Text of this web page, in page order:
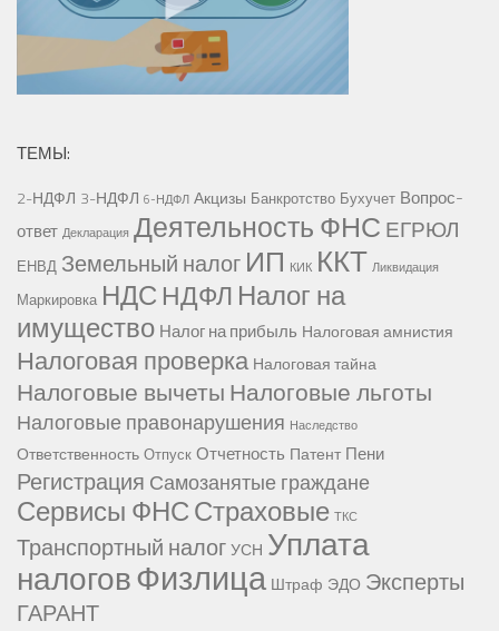
ТЕМЫ:
2-НДФЛ 3-НДФЛ 6-НДФЛ Акцизы Банкротство Бухучет Вопрос-
ответ Декларация Деятельность ФНС ЕГРЮЛ
ЕНВД Земельный налог ИП КИК ККТ Ликвидация
Маркировка НДС НДФЛ Налог на
имущество Налог на прибыль Налоговая амнистия
Налоговая проверка Налоговая тайна
Налоговые вычетыНалоговые льготы
Налоговые правонарушения Наследство
Ответственность Отпуск Отчетность Патент Пени
Регистрация Самозанятые граждане
Сервисы ФНССтраховые ТКС
Транспортный налогУСН Уплата
налоговФизлица Штраф ЭДО Эксперты
ГАРАНТ